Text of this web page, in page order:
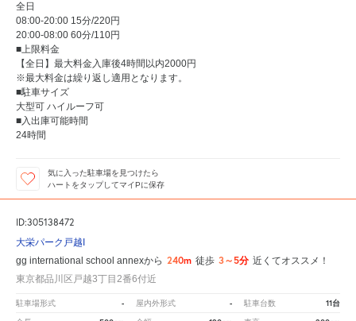
全日
08:00-20:00 15分/220円
20:00-08:00 60分/110円
■上限料金
【全日】最大料金入庫後4時間以内2000円
※最大料金は繰り返し適用となります。
■駐車サイズ
大型可 ハイルーフ可
■入出庫可能時間
24時間
気に入った駐車場を見つけたら
ハートをタップしてマイPに保存
ID:305138472
大栄パーク戸越I
gg international school annexから 240m 徒歩 3～5分 近くてオススメ！
東京都品川区戸越3丁目2番6付近
駐車場形式 - 屋内外形式 - 駐車台数 11台